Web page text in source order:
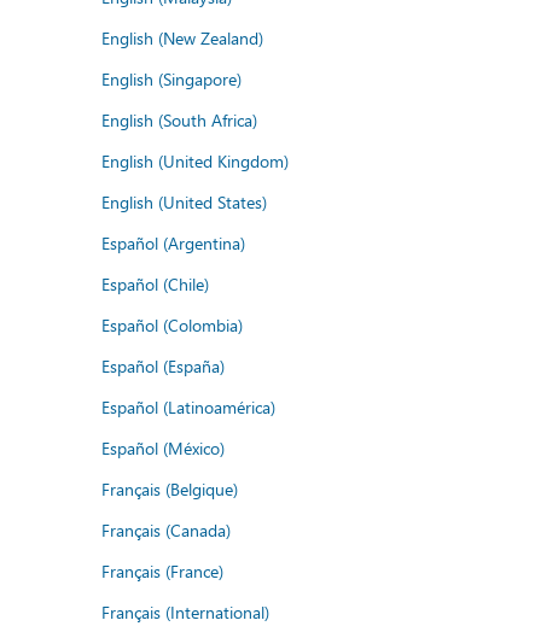
English (New Zealand)
English (Singapore)
English (South Africa)
English (United Kingdom)
English (United States)
Español (Argentina)
Español (Chile)
Español (Colombia)
Español (España)
Español (Latinoamérica)
Español (México)
Français (Belgique)
Français (Canada)
Français (France)
Français (International)